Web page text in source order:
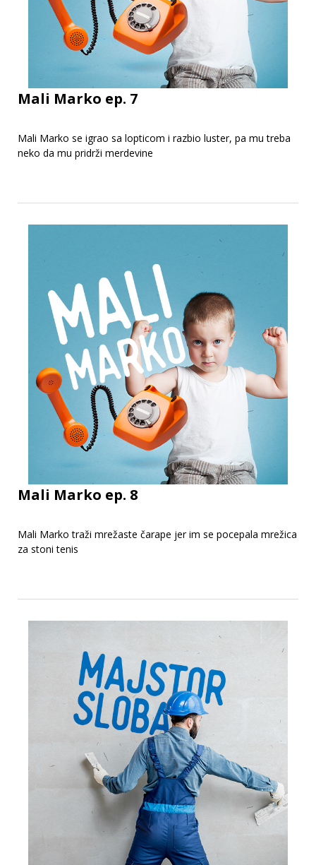
Mali Marko ep. 7
Mali Marko se igrao sa lopticom i razbio luster, pa mu treba
neko da mu pridrži merdevine
Mali Marko ep. 8
Mali Marko traži mrežaste čarape jer im se pocepala mrežica
za stoni tenis